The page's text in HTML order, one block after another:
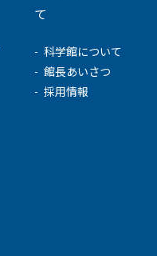
て
科学館について
館長あいさつ
採用情報